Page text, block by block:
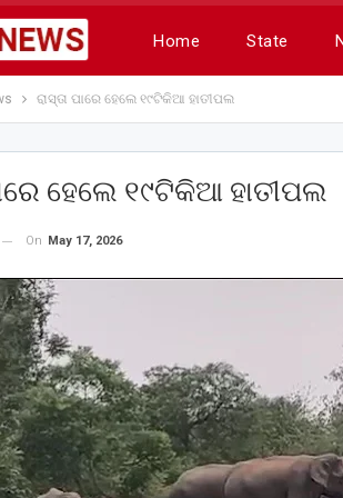
Home State
ରାସ୍ତା ପାରେ ହେଲେ ୧୯ଟିକିଆ ହାତୀପଲ
ହେଲେ ୧୯ଟିକିଆ ହାତୀପଲ
On May 17, 2026